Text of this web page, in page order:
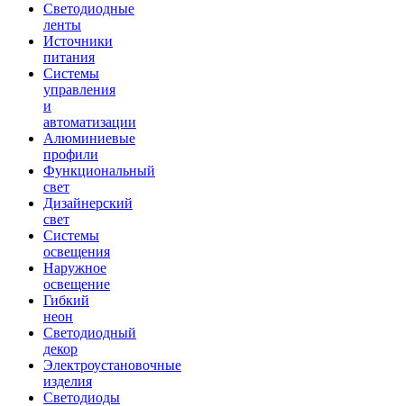
Светодиодные
ленты
Источники
питания
Системы
управления
и
автоматизации
Алюминиевые
профили
Функциональный
свет
Дизайнерский
свет
Системы
освещения
Наружное
освещение
Гибкий
неон
Светодиодный
декор
Электроустановочные
изделия
Светодиоды